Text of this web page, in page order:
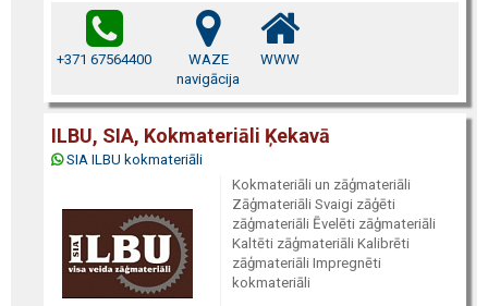
+371 67564400
WAZE
navigācija
WWW
ILBU, SIA, Kokmateriāli Ķekavā
SIA ILBU kokmateriāli
Kokmateriāli un zāģmateriāli
Zāģmateriāli Svaigi zāģēti
zāģmateriāli Ēvelēti zāģmateriāli
Kaltēti zāģmateriāli Kalibrēti
zāģmateriāli Impregnēti
kokmateriāli